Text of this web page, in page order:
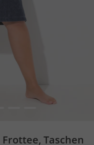
Taschen